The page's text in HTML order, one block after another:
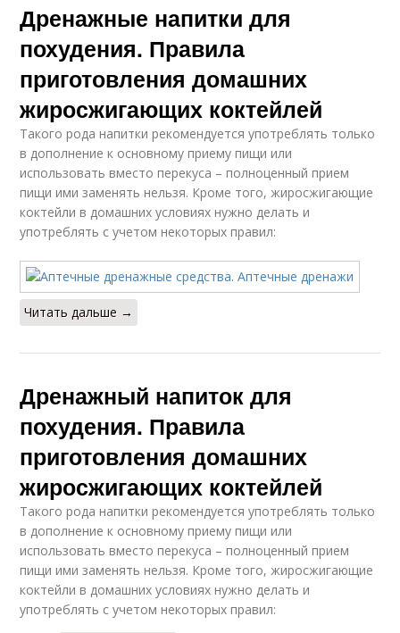
Дренажные напитки для
похудения. Правила
приготовления домашних
жиросжигающих коктейлей
Такого рода напитки рекомендуется употреблять только
в дополнение к основному приему пищи или
использовать вместо перекуса – полноценный прием
пищи ими заменять нельзя. Кроме того, жиросжигающие
коктейли в домашних условиях нужно делать и
употреблять с учетом некоторых правил:
Читать дальше →
Дренажный напиток для
похудения. Правила
приготовления домашних
жиросжигающих коктейлей
Такого рода напитки рекомендуется употреблять только
в дополнение к основному приему пищи или
использовать вместо перекуса – полноценный прием
пищи ими заменять нельзя. Кроме того, жиросжигающие
коктейли в домашних условиях нужно делать и
употреблять с учетом некоторых правил: